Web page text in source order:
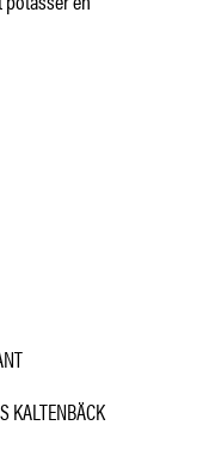
KALTENBÄCK